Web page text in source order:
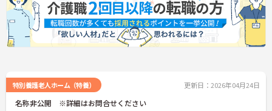
特別養護老人ホーム（特養） 更新日：2026年04月24日
名称非公開 ※詳細はお問合せください